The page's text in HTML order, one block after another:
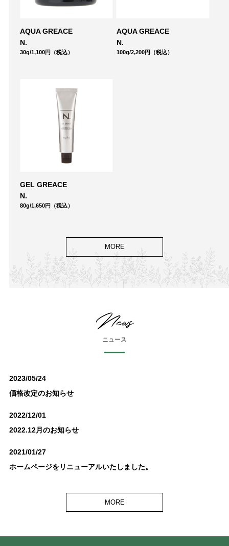
AQUA GREACE
N.
30g/1,100円（税込）
AQUA GREACE
N.
100g/2,200円（税込）
GEL GREACE
N.
80g/1,650円（税込）
MORE
News
ニュース
2023/05/24
価格改定のお知らせ
2022/12/01
2022.12月のお知らせ
2021/01/27
ホームページをリニューアルいたしました。
MORE